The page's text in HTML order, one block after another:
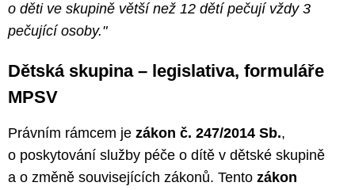
o děti ve skupině větší než 12 dětí pečují vždy 3
pečující osoby."
Dětská skupina – legislativa, formuláře
MPSV
Právním rámcem je zákon č. 247/2014 Sb.,
o poskytování služby péče o dítě v dětské skupině
a o změně souvisejících zákonů. Tento zákon